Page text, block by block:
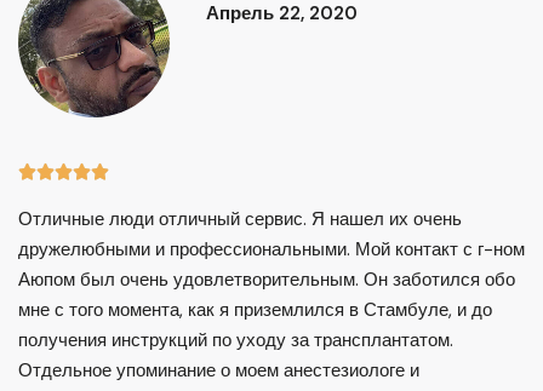
Апрель 22, 2020

Отличные люди отличный сервис. Я нашел их очень
дружелюбными и профессиональными. Мой контакт с г-ном
Аюпом был очень удовлетворительным. Он заботился обо
мне с того момента, как я приземлился в Стамбуле, и до
получения инструкций по уходу за трансплантатом.
Отдельное упоминание о моем анестезиологе и